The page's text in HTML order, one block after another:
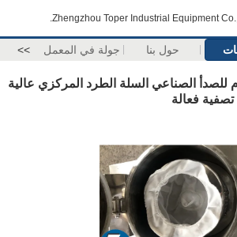
Zhengzhou Toper Industrial Equipment Co.,
حول بنا جولة في المعمل >>
للصدأ الصناعي السلة الطرد المركزي عالية